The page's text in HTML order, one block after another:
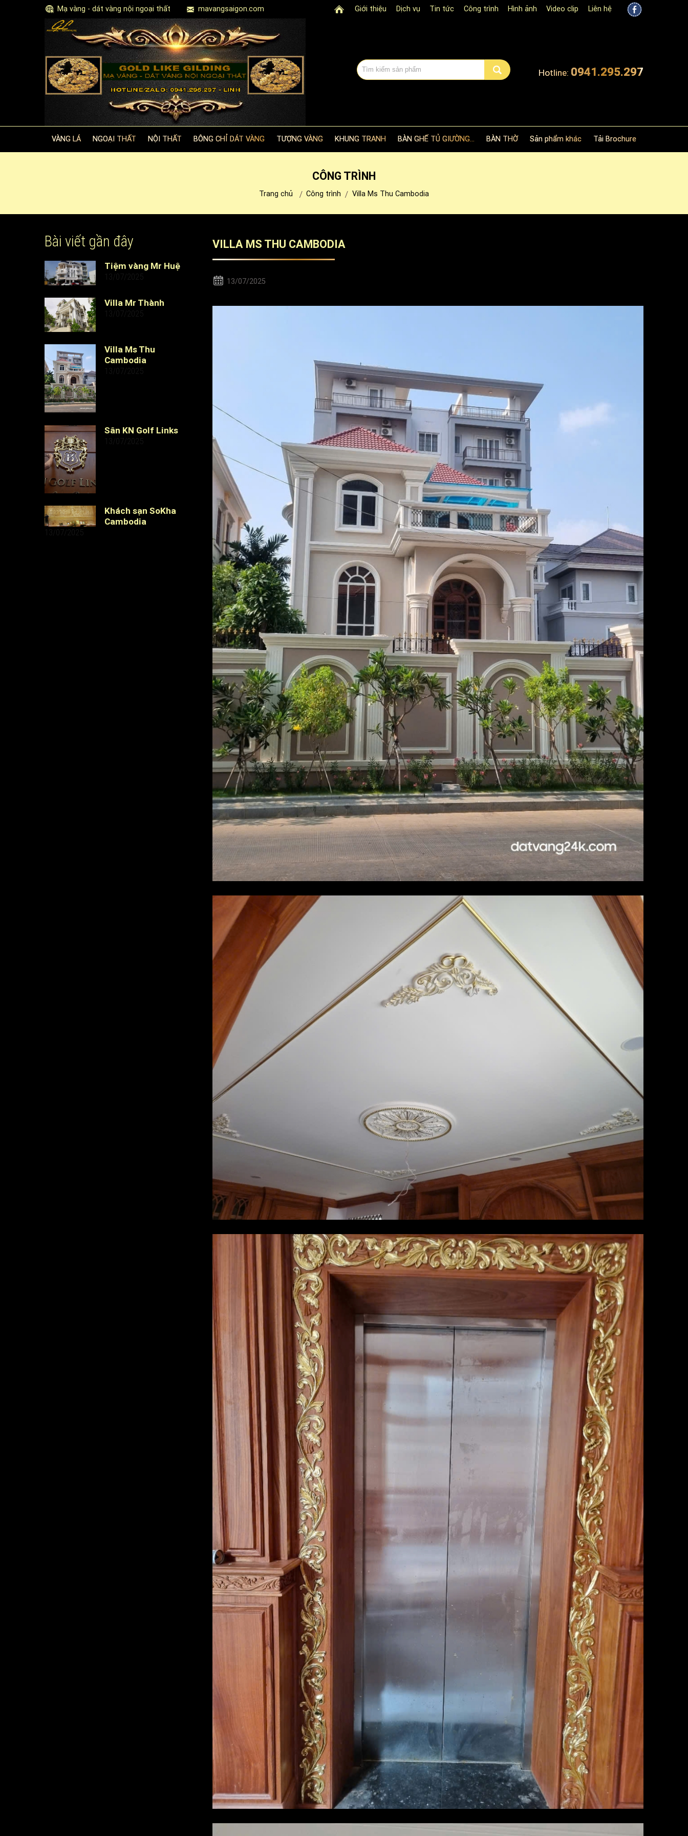
Mạ vàng - dát vàng nội ngoại thất mavangsaigon.com Giới thiệu Dịch vụ Tin tức Công trình Hình ảnh Video clip Liên hệ
Hotline: 0941.295.297
VÀNG LÁ NGOẠI THẤT NỘI THẤT BÔNG CHỈ DÁT VÀNG TƯỢNG VÀNG KHUNG TRANH BÀN GHẾ TỦ GIƯỜNG... BÀN THỜ Sản phẩm khác Tải Brochure
CÔNG TRÌNH
Trang chủ Công trình Villa Ms Thu Cambodia
VILLA MS THU CAMBODIA
13/07/2025
Bài viết gần đây
Tiệm vàng Mr Huệ
13/07/2025
Villa Mr Thành
13/07/2025
Villa Ms Thu
Cambodia
13/07/2025
Sân KN Golf Links
13/07/2025
Khách sạn SoKha
Cambodia
13/07/2025